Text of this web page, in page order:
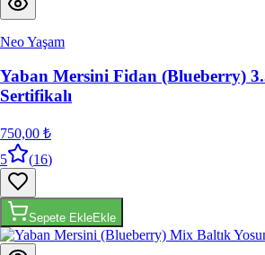
Neo Yaşam
Yaban Mersini Fidan (Blueberry)
Sertifikalı
750,00 ₺
5
(16)
Sepete EkleEkle